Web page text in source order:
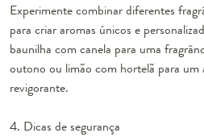
Experimente combinar diferentes
para criar aromas únicos e
baunilha com canela para uma
outono ou limão com hortelã para um
revigorante.
4. Dicas de segurança